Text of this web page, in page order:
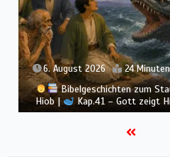
5. August 2026 21 Minuten
Bibelgeschichten zum
Hiob |
Kap.40 – Hiob wird